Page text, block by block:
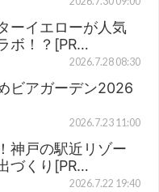
ーイエローが人気
ボ！？[PR…
2026.7.28 08:30
ビアガーデン2026
2026.7.23 11:00
神戸の駅近リゾー
づくり[PR…
2026.7.22 19:40